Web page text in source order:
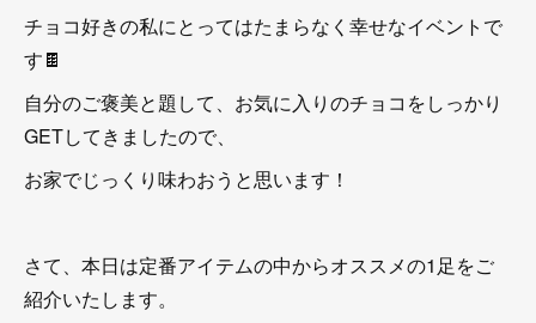
チョコ好きの私にとってはたまらなく幸せなイベントで
す🍫
自分のご褒美と題して、お気に入りのチョコをしっかり
GETしてきましたので、
お家でじっくり味わおうと思います！
さて、本日は定番アイテムの中からオススメの1足をご
紹介いたします。